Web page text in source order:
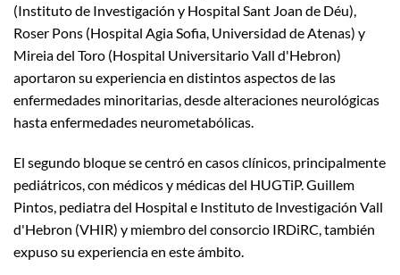
(Instituto de Investigación y Hospital Sant Joan de Déu),
Roser Pons (Hospital Agia Sofia, Universidad de Atenas) y
Mireia del Toro (Hospital Universitario Vall d'Hebron)
aportaron su experiencia en distintos aspectos de las
enfermedades minoritarias, desde alteraciones neurológicas
hasta enfermedades neurometabólicas.
El segundo bloque se centró en casos clínicos, principalmente
pediátricos, con médicos y médicas del HUGTiP. Guillem
Pintos, pediatra del Hospital e Instituto de Investigación Vall
d'Hebron (VHIR) y miembro del consorcio IRDiRC, también
expuso su experiencia en este ámbito.